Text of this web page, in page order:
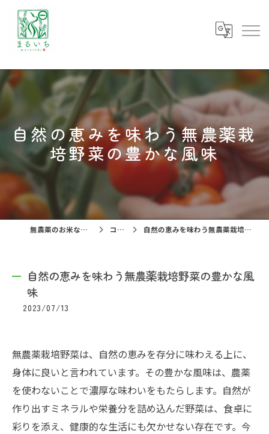
自然の恵みを味わう無農薬栽
培野菜の豊かな風味
無農薬のお米ならまるいち コラム 自然の恵みを味わう無農薬栽培野菜の豊かな風味
自然の恵みを味わう無農薬栽培野菜の豊かな風
味
2023/07/13
無農薬栽培野菜は、自然の恵みを存分に味わえる上に、
身体に良いと言われています。その豊かな風味は、農薬
を使わないことで濃厚な味わいをもたらします。自然が
作り出すミネラルや栄養分を詰め込んだ野菜は、食卓に
彩りを添え、健康的な生活にも欠かせない存在です。今